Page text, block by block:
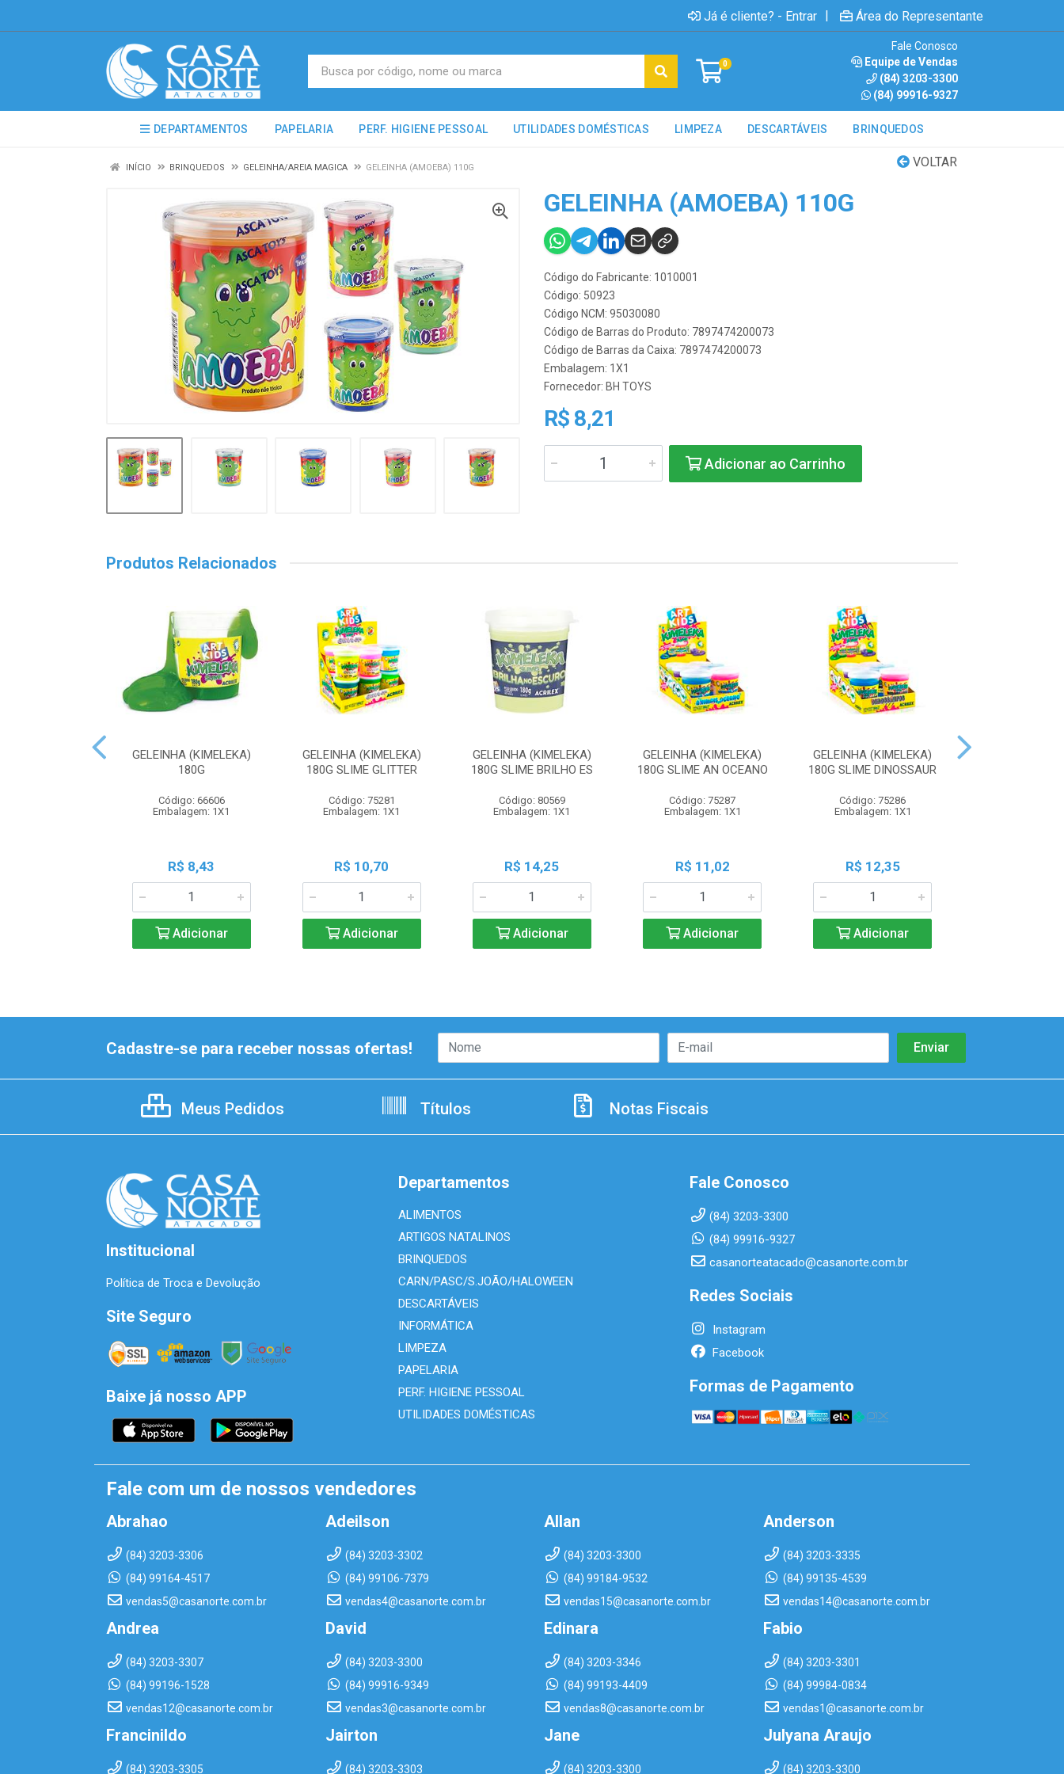
Já é cliente? - Entrar | Área do Representante
0
Fale Conosco
Equipe de Vendas
(84) 3203-3300
(84) 99916-9327
DEPARTAMENTOS PAPELARIA PERF. HIGIENE PESSOAL UTILIDADES DOMÉSTICAS LIMPEZA DESCARTÁVEIS BRINQUEDOS
VOLTAR
INÍCIO BRINQUEDOS GELEINHA/AREIA MAGICA GELEINHA (AMOEBA) 110G
GELEINHA (AMOEBA) 110G
Código do Fabricante: 1010001
Código: 50923
Código NCM: 95030080
Código de Barras do Produto: 7897474200073
Código de Barras da Caixa: 7897474200073
Embalagem: 1X1
Fornecedor: BH TOYS
R$ 8,21
Adicionar ao Carrinho
Produtos Relacionados
GELEINHA (KIMELEKA)
180G
Código: 66606
Embalagem: 1X1
R$ 8,43
Adicionar
GELEINHA (KIMELEKA)
180G SLIME GLITTER
Código: 75281
Embalagem: 1X1
R$ 10,70
Adicionar
GELEINHA (KIMELEKA)
180G SLIME BRILHO ES
Código: 80569
Embalagem: 1X1
R$ 14,25
Adicionar
GELEINHA (KIMELEKA)
180G SLIME AN OCEANO
Código: 75287
Embalagem: 1X1
R$ 11,02
Adicionar
GELEINHA (KIMELEKA)
180G SLIME DINOSSAUR
Código: 75286
Embalagem: 1X1
R$ 12,35
Adicionar
Cadastre-se para receber nossas ofertas!
Meus Pedidos Títulos Notas Fiscais
Institucional
Política de Troca e Devolução
Site Seguro
Baixe já nosso APP
Departamentos
ALIMENTOS
ARTIGOS NATALINOS
BRINQUEDOS
CARN/PASC/S.JOÃO/HALOWEEN
DESCARTÁVEIS
INFORMÁTICA
LIMPEZA
PAPELARIA
PERF. HIGIENE PESSOAL
UTILIDADES DOMÉSTICAS
Fale Conosco
(84) 3203-3300
(84) 99916-9327
casanorteatacado@casanorte.com.br
Redes Sociais
Instagram
Facebook
Formas de Pagamento
Fale com um de nossos vendedores
Abrahao
(84) 3203-3306
(84) 99164-4517
vendas5@casanorte.com.br
Adeilson
(84) 3203-3302
(84) 99106-7379
vendas4@casanorte.com.br
Allan
(84) 3203-3300
(84) 99184-9532
vendas15@casanorte.com.br
Anderson
(84) 3203-3335
(84) 99135-4539
vendas14@casanorte.com.br
Andrea
(84) 3203-3307
(84) 99196-1528
vendas12@casanorte.com.br
David
(84) 3203-3300
(84) 99916-9349
vendas3@casanorte.com.br
Edinara
(84) 3203-3346
(84) 99193-4409
vendas8@casanorte.com.br
Fabio
(84) 3203-3301
(84) 99984-0834
vendas1@casanorte.com.br
Francinildo
(84) 3203-3305
Jairton
(84) 3203-3303
Jane
(84) 3203-3300
Julyana Araujo
(84) 3203-3300